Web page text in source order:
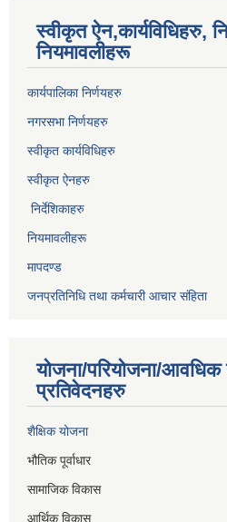
स्वीकृत ऐन,कार्यविधिहरु,
नियमावलीहरू
कार्यपालिका निर्णयहरु
नगरसभा निर्णयहरु
स्वीकृत कार्यविधिहरु
स्वीकृत ऐनहरु
निर्देशिकाहरु
नियमावलीहरू
मापदण्ड
जनप्रतिनिधि तथा कर्मचारी आचार संहिता
योजना/परियोजना/आवधिक
प्रतिवेदनहरु
शैक्षिक योजना
भौतिक पूर्वाधार
सामाजिक विकास
आर्थिक विकास